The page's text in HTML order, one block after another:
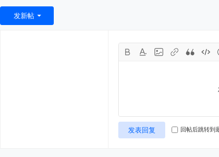
发新帖
发表回复 回帖后跳转到